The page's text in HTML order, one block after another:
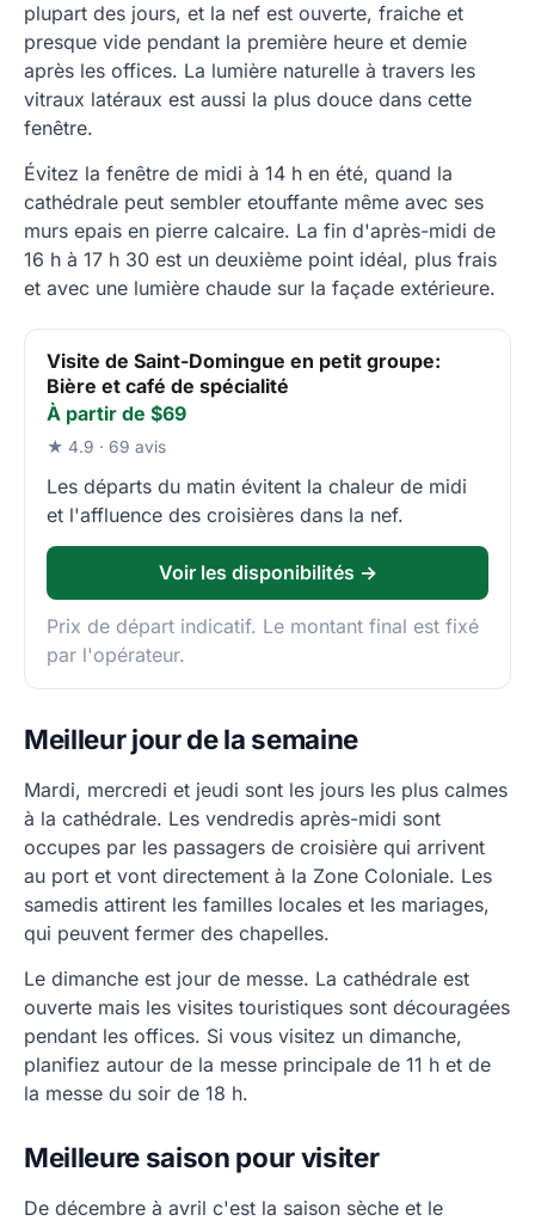
plupart des jours, et la nef est ouverte, fraiche et
presque vide pendant la première heure et demie
après les offices. La lumière naturelle à travers les
vitraux latéraux est aussi la plus douce dans cette
fenêtre.
Évitez la fenêtre de midi à 14 h en été, quand la
cathédrale peut sembler etouffante même avec ses
murs epais en pierre calcaire. La fin d'après-midi de
16 h à 17 h 30 est un deuxième point idéal, plus frais
et avec une lumière chaude sur la façade extérieure.
Visite de Saint-Domingue en petit groupe:
Bière et café de spécialité
À partir de $69
★ 4.9 · 69 avis
Les départs du matin évitent la chaleur de midi
et l'affluence des croisières dans la nef.
Voir les disponibilités →
Prix de départ indicatif. Le montant final est fixé
par l'opérateur.
Meilleur jour de la semaine
Mardi, mercredi et jeudi sont les jours les plus calmes
à la cathédrale. Les vendredis après-midi sont
occupes par les passagers de croisière qui arrivent
au port et vont directement à la Zone Coloniale. Les
samedis attirent les familles locales et les mariages,
qui peuvent fermer des chapelles.
Le dimanche est jour de messe. La cathédrale est
ouverte mais les visites touristiques sont découragées
pendant les offices. Si vous visitez un dimanche,
planifiez autour de la messe principale de 11 h et de
la messe du soir de 18 h.
Meilleure saison pour visiter
De décembre à avril c'est la saison sèche et le